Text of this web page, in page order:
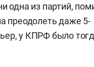
одна из партий,
преодолеть даже 5-
у КПРФ было